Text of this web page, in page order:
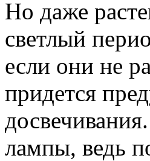
Но даже
светлый
если они не
придется
лампы, ведь